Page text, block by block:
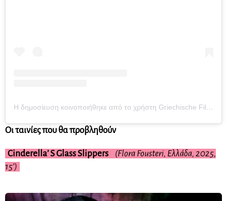
Η δημοσίευση κοινοποιήθηκε από το χρήστη Griechische Filmwoche München (@griechischefilmwoche)
Οι ταινίες που θα προβληθούν
Cinderella’ S Glass Slippers
(Flora Fousteri, Ελλάδα, 2025,
15’)